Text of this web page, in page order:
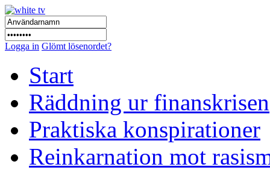
Logga in Glömt lösenordet?
Start
Räddning ur finanskrisen
Praktiska konspirationer
Reinkarnation mot